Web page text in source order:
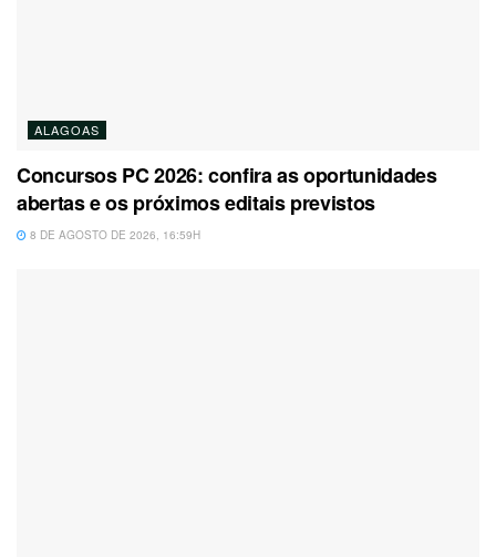
ALAGOAS
Concursos PC 2026: confira as oportunidades
abertas e os próximos editais previstos
8 DE AGOSTO DE 2026, 16:59H